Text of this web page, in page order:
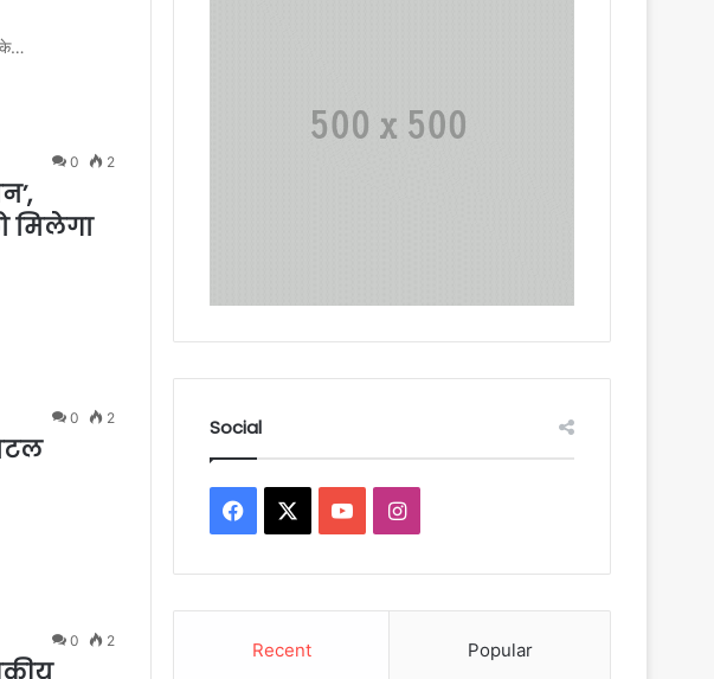
के…
0 2
मिलेगा
0 2
0 2
Social
Facebook YouTubeInstagram
Recent Popular